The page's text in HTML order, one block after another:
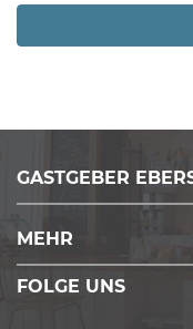
GASTGEBER
MEHR
FOLGE UNS